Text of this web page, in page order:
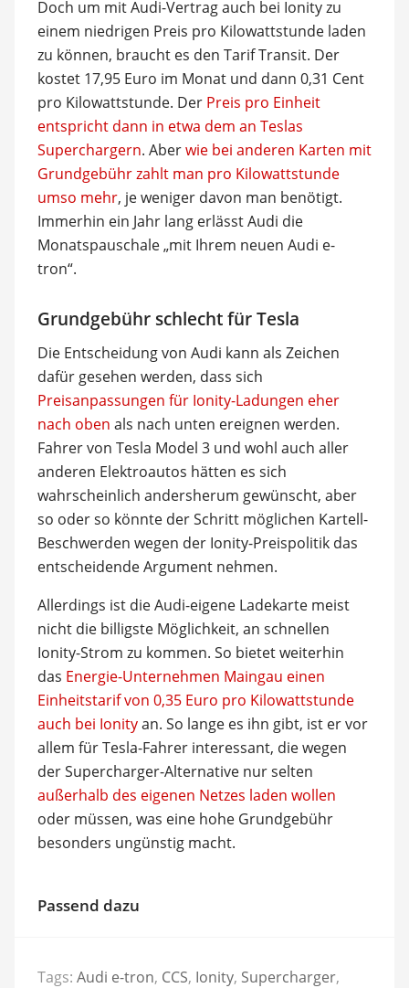
Doch um mit Audi-Vertrag auch bei Ionity zu
einem niedrigen Preis pro Kilowattstunde laden
zu können, braucht es den Tarif Transit. Der
kostet 17,95 Euro im Monat und dann 0,31 Cent
pro Kilowattstunde. Der Preis pro Einheit
entspricht dann in etwa dem an Teslas
Superchargern. Aberwie bei anderen Karten mit
Grundgebühr zahlt man pro Kilowattstunde
umso mehr, je weniger davon man benötigt.
Immerhin ein Jahr lang erlässt Audi die
Monatspauschale „mit Ihrem neuen Audi e-
tron“.
Grundgebühr schlecht für Tesla
Die Entscheidung von Audi kann als Zeichen
dafür gesehen werden, dass sich
Preisanpassungen für Ionity-Ladungen eher
nach oben als nach unten ereignen werden.
Fahrer von Tesla Model 3 und wohl auch aller
anderen Elektroautos hätten es sich
wahrscheinlich andersherum gewünscht, aber
so oder so könnte der Schritt möglichen Kartell-
Beschwerden wegen der Ionity-Preispolitik das
entscheidende Argument nehmen.
Allerdings ist die Audi-eigene Ladekarte meist
nicht die billigste Möglichkeit, an schnellen
Ionity-Strom zu kommen. So bietet weiterhin
das Energie-Unternehmen Maingau einen
Einheitstarif von 0,35 Euro pro Kilowattstunde
auch bei Ionityan. So lange es ihn gibt, ist er vor
allem für Tesla-Fahrer interessant, die wegen
der Supercharger-Alternative nur selten
außerhalb des eigenen Netzes laden wollen
oder müssen, was eine hohe Grundgebühr
besonders ungünstig macht.
Passend dazu
Tags: Audi e-tron, CCS, Ionity, Supercharger,